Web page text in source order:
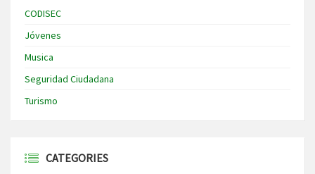
CODISEC
Jóvenes
Musica
Seguridad Ciudadana
Turismo
CATEGORIES